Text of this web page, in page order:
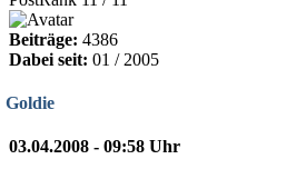
Beiträge: 4386
Dabei seit: 01 / 2005
Goldie
03.04.2008 - 09:58 Uhr